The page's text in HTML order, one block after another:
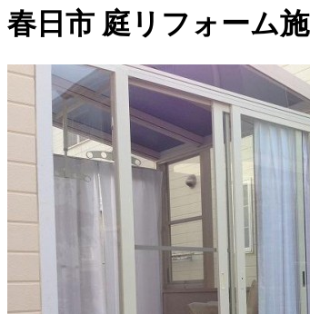
春日市 庭リフォーム